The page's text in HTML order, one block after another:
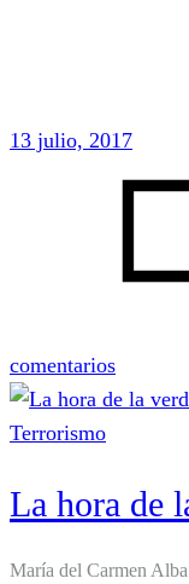
13 julio, 2017
comentariosen
Terrorismo
La hora de
María del Carmen